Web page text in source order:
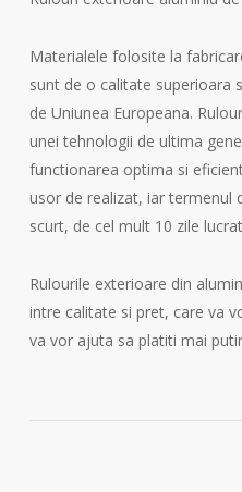
Materialele folosite la
sunt de o calitate superioara
de Uniunea Europeana.
unei tehnologii de ultima
functionarea optima si
usor de realizat, iar termenul
scurt, de cel mult 10 zile
Rulourile exterioare din
intre calitate si pret, care va
va vor ajuta sa platiti mai